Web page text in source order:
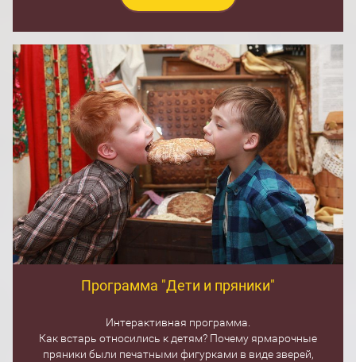
Программа "Дети и пряники"
Интерактивная программа.
Как встарь относились к детям? Почему ярмарочные
пряники были печатными фигурками в виде зверей,